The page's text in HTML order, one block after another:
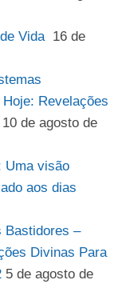
Vida 16 de
Revelações
10 de agosto de
Uma visão
aos dias
Bastidores –
Divinas Para
5 de agosto de